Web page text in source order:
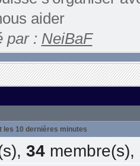
aider
par : NeiBaF
les 10 dernières minutes
34membre(s),